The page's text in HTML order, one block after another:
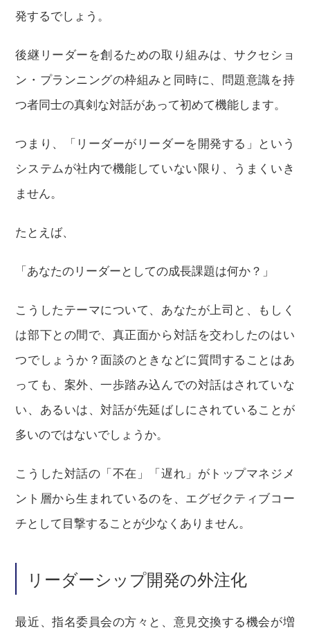
発するでしょう。
後継リーダーを創るための取り組みは、サクセショ
ン・プランニングの枠組みと同時に、問題意識を持
つ者同士の真剣な対話があって初めて機能します。
つまり、「リーダーがリーダーを開発する」という
システムが社内で機能していない限り、うまくいき
ません。
たとえば、
「あなたのリーダーとしての成長課題は何か？」
こうしたテーマについて、あなたが上司と、もしく
は部下との間で、真正面から対話を交わしたのはい
つでしょうか？面談のときなどに質問することはあ
っても、案外、一歩踏み込んでの対話はされていな
い、あるいは、対話が先延ばしにされていることが
多いのではないでしょうか。
こうした対話の「不在」「遅れ」がトップマネジメ
ント層から生まれているのを、エグゼクティブコー
チとして目撃することが少なくありません。
リーダーシップ開発の外注化
最近、指名委員会の方々と、意見交換する機会が増